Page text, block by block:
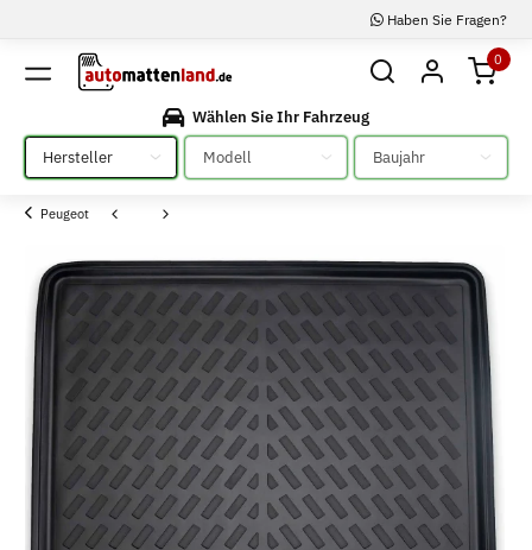
Haben Sie Fragen?
0
Wählen Sie Ihr Fahrzeug
Bitte auswählen
Bitte auswählen Bitte auswählen
Peugeot